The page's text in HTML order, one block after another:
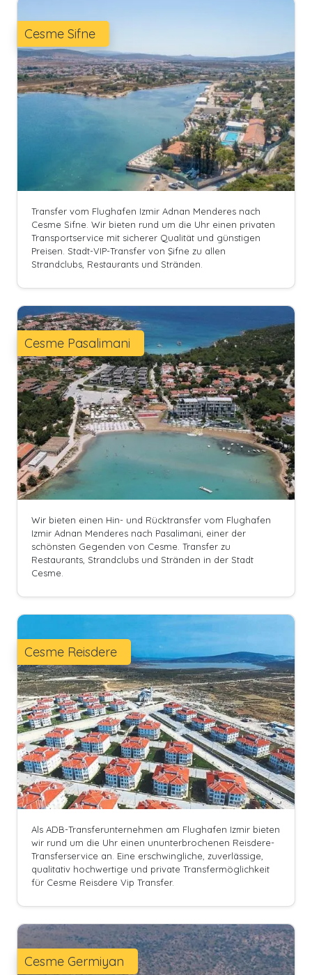
Transfer vom Flughafen Izmir Adnan Menderes nach
Cesme Sifne. Wir bieten rund um die Uhr einen privaten
Transportservice mit sicherer Qualität und günstigen
Preisen. Stadt-VIP-Transfer von Şifne zu allen
Strandclubs, Restaurants und Stränden.
Cesme Sifne
Wir bieten einen Hin- und Rücktransfer vom Flughafen
Izmir Adnan Menderes nach Pasalimani, einer der
schönsten Gegenden von Cesme. Transfer zu
Restaurants, Strandclubs und Stränden in der Stadt
Cesme.
Cesme Pasalimani
Als ADB-Transferunternehmen am Flughafen Izmir bieten
wir rund um die Uhr einen ununterbrochenen Reisdere-
Transferservice an. Eine erschwingliche, zuverlässige,
qualitativ hochwertige und private Transfermöglichkeit
für Cesme Reisdere Vip Transfer.
Cesme Reisdere
Cesme Germiyan